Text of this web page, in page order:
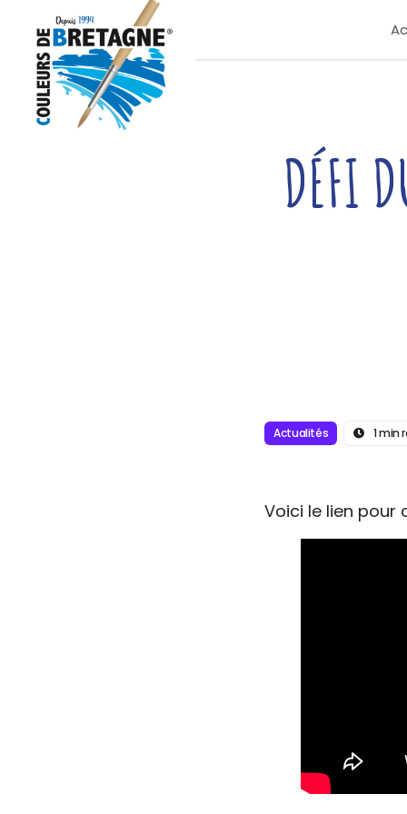
DÉFI
Actualités 1 min
Voici le lien pour